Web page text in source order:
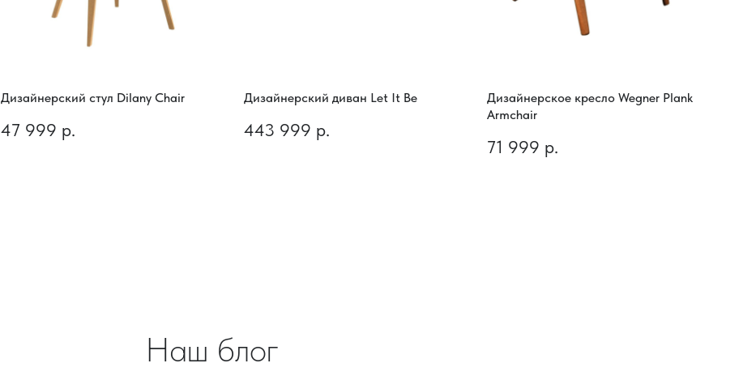
Дизайнерский стул Dilany Chair
47 999 р.
Дизайнерский диван Let It Be
443 999 р.
Дизайнерское кресло Wegner Plank
Armchair
71 999 р.
Наш блог